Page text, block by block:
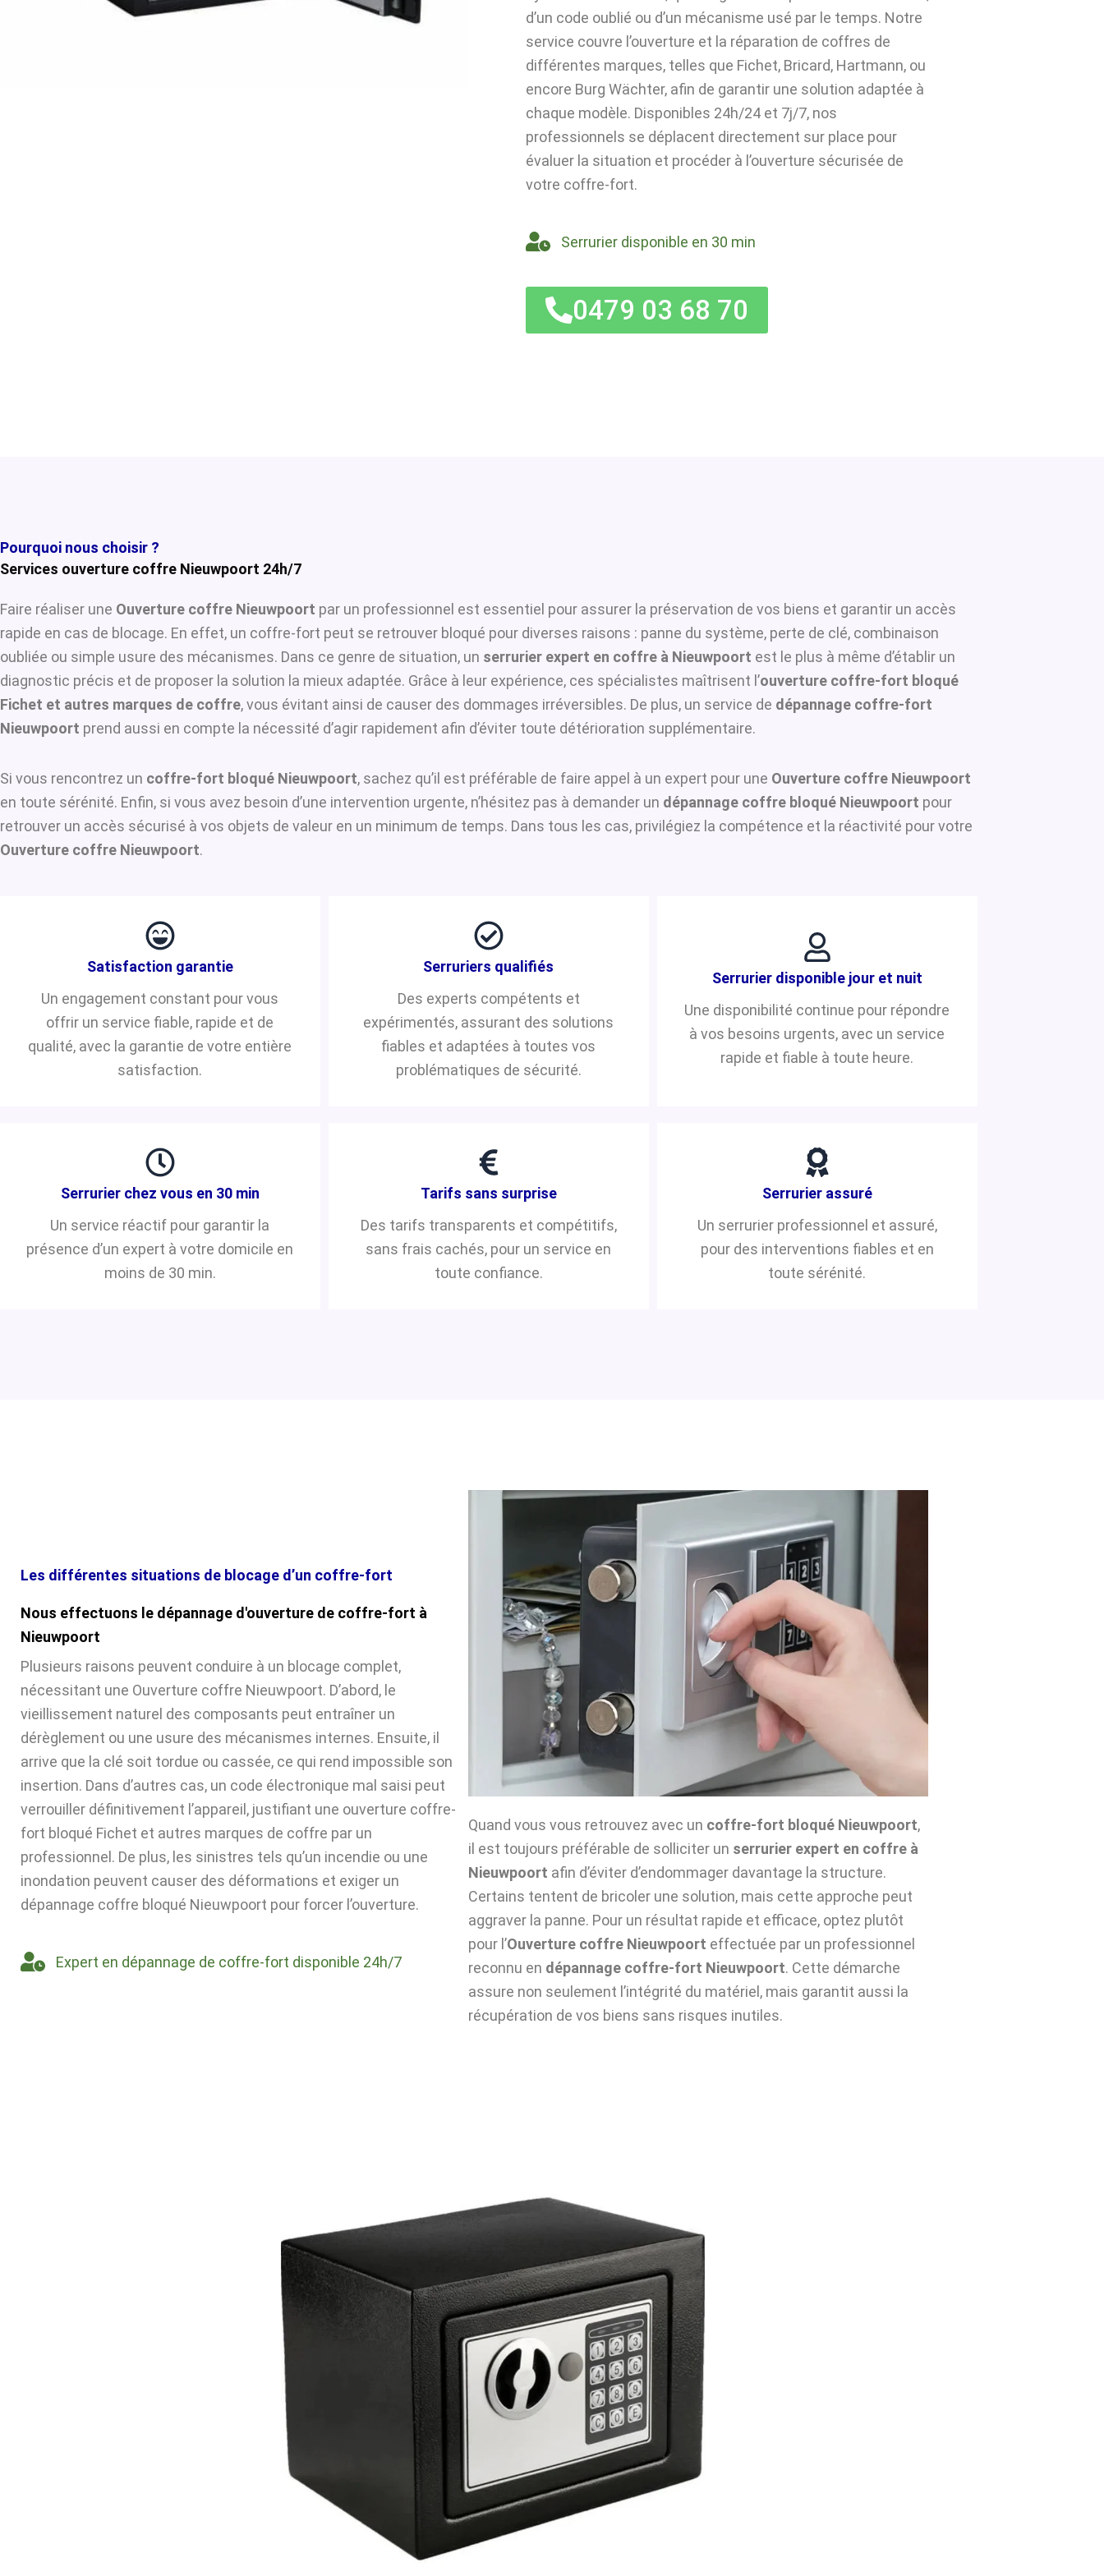
d’un code oublié ou d’un mécanisme usé par le temps. Notre
service couvre l’ouverture et la réparation de coffres de
différentes marques, telles que Fichet, Bricard, Hartmann, ou
encore Burg Wächter, afin de garantir une solution adaptée à
chaque modèle. Disponibles 24h/24 et 7j/7, nos
professionnels se déplacent directement sur place pour
évaluer la situation et procéder à l’ouverture sécurisée de
votre coffre-fort.
Serrurier disponible en 30 min
0479 03 68 70
Pourquoi nous choisir ?
Services ouverture coffre Nieuwpoort 24h/7
Faire réaliser une Ouverture coffre Nieuwpoort par un professionnel est essentiel pour assurer la préservation de vos biens et garantir un accès
rapide en cas de blocage. En effet, un coffre-fort peut se retrouver bloqué pour diverses raisons : panne du système, perte de clé, combinaison
oubliée ou simple usure des mécanismes. Dans ce genre de situation, un serrurier expert en coffre à Nieuwpoort est le plus à même d’établir un
diagnostic précis et de proposer la solution la mieux adaptée. Grâce à leur expérience, ces spécialistes maîtrisent l’ouverture coffre-fort bloqué
Fichet et autres marques de coffre, vous évitant ainsi de causer des dommages irréversibles. De plus, un service de dépannage coffre-fort
Nieuwpoort prend aussi en compte la nécessité d’agir rapidement afin d’éviter toute détérioration supplémentaire.
Si vous rencontrez un coffre-fort bloqué Nieuwpoort, sachez qu’il est préférable de faire appel à un expert pour une Ouverture coffre Nieuwpoort
en toute sérénité. Enfin, si vous avez besoin d’une intervention urgente, n’hésitez pas à demander un dépannage coffre bloqué Nieuwpoort pour
retrouver un accès sécurisé à vos objets de valeur en un minimum de temps. Dans tous les cas, privilégiez la compétence et la réactivité pour votre
Ouverture coffre Nieuwpoort.
Satisfaction garantie
Un engagement constant pour vous
offrir un service fiable, rapide et de
qualité, avec la garantie de votre entière
satisfaction.
Serruriers qualifiés
Des experts compétents et
expérimentés, assurant des solutions
fiables et adaptées à toutes vos
problématiques de sécurité.
Serrurier disponible jour et nuit
Une disponibilité continue pour répondre
à vos besoins urgents, avec un service
rapide et fiable à toute heure.
Serrurier chez vous en 30 min
Un service réactif pour garantir la
présence d’un expert à votre domicile en
moins de 30 min.
Tarifs sans surprise
Des tarifs transparents et compétitifs,
sans frais cachés, pour un service en
toute confiance.
Serrurier assuré
Un serrurier professionnel et assuré,
pour des interventions fiables et en
toute sérénité.
Les différentes situations de blocage d’un coffre-fort
Nous effectuons le dépannage d'ouverture de coffre-fort à
Nieuwpoort
Plusieurs raisons peuvent conduire à un blocage complet,
nécessitant une Ouverture coffre Nieuwpoort. D’abord, le
vieillissement naturel des composants peut entraîner un
dérèglement ou une usure des mécanismes internes. Ensuite, il
arrive que la clé soit tordue ou cassée, ce qui rend impossible son
insertion. Dans d’autres cas, un code électronique mal saisi peut
verrouiller définitivement l’appareil, justifiant une ouverture coffre-
fort bloqué Fichet et autres marques de coffre par un
professionnel. De plus, les sinistres tels qu’un incendie ou une
inondation peuvent causer des déformations et exiger un
dépannage coffre bloqué Nieuwpoort pour forcer l’ouverture.
Expert en dépannage de coffre-fort disponible 24h/7
Quand vous vous retrouvez avec un coffre-fort bloqué Nieuwpoort,
il est toujours préférable de solliciter un serrurier expert en coffre à
Nieuwpoort afin d’éviter d’endommager davantage la structure.
Certains tentent de bricoler une solution, mais cette approche peut
aggraver la panne. Pour un résultat rapide et efficace, optez plutôt
pour l’Ouverture coffre Nieuwpoort effectuée par un professionnel
reconnu en dépannage coffre-fort Nieuwpoort. Cette démarche
assure non seulement l’intégrité du matériel, mais garantit aussi la
récupération de vos biens sans risques inutiles.